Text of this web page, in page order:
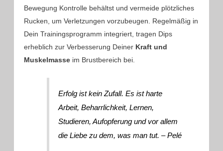
Bewegung Kontrolle behältst und vermeide plötzliches
Rucken, um Verletzungen vorzubeugen. Regelmäßig in
Dein Trainingsprogramm integriert, tragen Dips
erheblich zur Verbesserung Deiner Kraft und
Muskelmasseim Brustbereich bei.
Erfolg ist kein Zufall. Es ist harte
Arbeit, Beharrlichkeit, Lernen,
Studieren, Aufopferung und vor allem
die Liebe zu dem, was man tut. – Pelé